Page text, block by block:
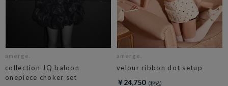
amerge.
collection JQ baloon
onepiece choker set
amerge.
velour ribbon dot setup
￥24,750